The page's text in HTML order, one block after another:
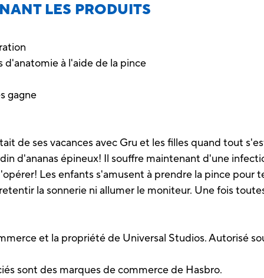
LES PRODUITS
d'anatomie à l'aide de la pince
gagne
de ses vacances avec Gru et les filles quand tout
d'ananas épineux! Il souffre maintenant d'une
Les enfants s'amusent à prendre la pince pour
la sonnerie ni allumer le moniteur. Une fois
et la propriété de Universal Studios. Autorisé
sont des marques de commerce de Hasbro.